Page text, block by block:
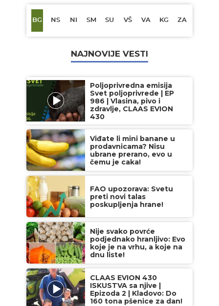
BG NS NI SM SU VŠ VA KG ZA
NAJNOVIJE VESTI
Poljoprivredna emisija
Svet poljoprivrede | EP
986 | Vlasina, pivo i
zdravlje, CLAAS EVION
430
Viđate li mini banane u
prodavnicama? Nisu
ubrane prerano, evo u
čemu je caka!
FAO upozorava: Svetu
preti novi talas
poskupljenja hrane!
Nije svako povrće
podjednako hranljivo: Evo
koje je na vrhu, a koje na
dnu liste!
CLAAS EVION 430
ISKUSTVA sa njive |
Epizoda 2 | Kladovo: Do
160 tona pšenice za dan!